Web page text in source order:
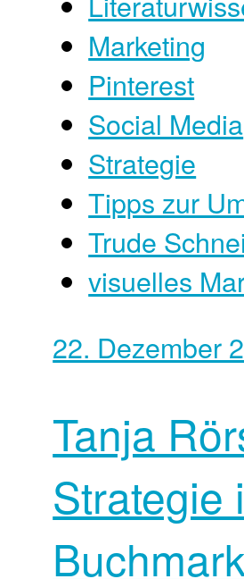
Marketing
Pinterest
Social Media
Strategie
Tipps zur
Trude
visuelles
22. Dezember
Tanja
Strategie